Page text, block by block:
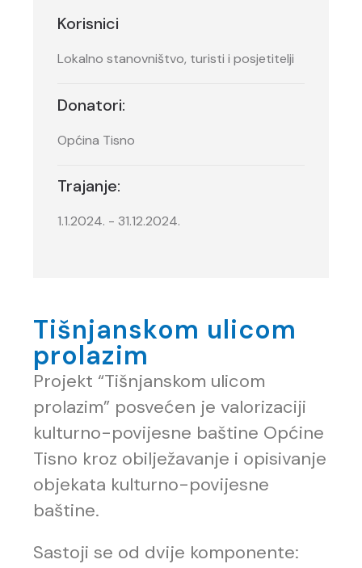
Tišnjanskom ulicom
prolazim
Projekt “Tišnjanskom ulicom
prolazim” posvećen je valorizaciji
kulturno-povijesne baštine Općine
Tisno kroz obilježavanje i opisivanje
objekata kulturno-povijesne
baštine.
Sastoji se od dvije komponente:
Korisnici
Lokalno stanovništvo, turisti i posjetitelji
Donatori:
Općina Tisno
Trajanje:
1.1.2024. - 31.12.2024.